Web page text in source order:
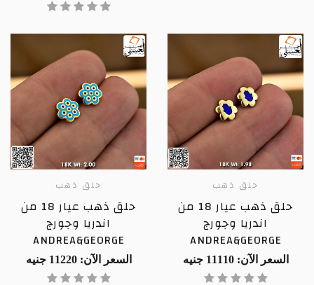
حلق ذهب
حلق ذهب عيار 18 من
اندريا وجورج
ANDREA&GEORGE
السعر الآن: 11110 جنيه
حلق ذهب
حلق ذهب عيار 18 من
اندريا وجورج
ANDREA&GEORGE
السعر الآن: 11220 جنيه